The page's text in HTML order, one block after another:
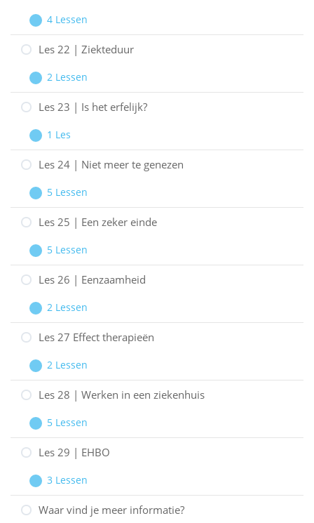
Behandelingen
Uitbreiden
Les
21
Kinderen
en
eetstoornis
4 Lessen
Les 22 | Ziekteduur
Uitbreiden
Les
22
Ziekteduur
2 Lessen
Les 23 | Is het erfelijk?
Uitbreiden
Les
23
Is
het
1 Les
Les 24 | Niet meer te genezen
Uitbreiden
Les
24
Niet
meer
genezen
5 Lessen
Les 25 | Een zeker einde
Uitbreiden
Les
25
Een
zeker
5 Lessen
Les 26 | Eenzaamheid
Uitbreiden
Les
26
Eenzaamheid
2 Lessen
Les 27 Effect therapieën
Uitbreiden
Les
27
therapieën
2 Lessen
Les 28 | Werken in een ziekenhuis
Uitbreiden
Les
28
Werken
in
5 Lessen
Les 29 | EHBO
Uitbreiden
Les
29
3 Lessen
Waar vind je meer informatie?